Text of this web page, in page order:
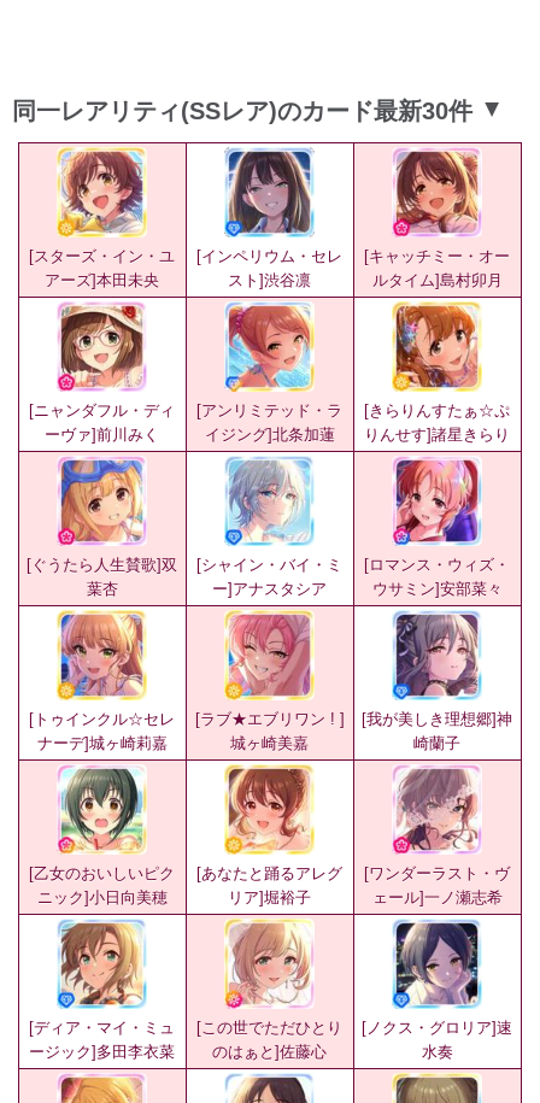
同一レアリティ(SSレア)のカード最新30件 ▲
[スターズ・イン・ユ
アーズ]本田未央
[インペリウム・セレ
スト]渋谷凛
[キャッチミー・オー
ルタイム]島村卯月
[ニャンダフル・ディ
ーヴァ]前川みく
[アンリミテッド・ラ
イジング]北条加蓮
[きらりんすたぁ☆ぷ
りんせす]諸星きらり
[ぐうたら人生賛歌]双
葉杏
[シャイン・バイ・ミ
ー]アナスタシア
[ロマンス・ウィズ・
ウサミン]安部菜々
[トゥインクル☆セレ
ナーデ]城ヶ崎莉嘉
[ラブ★エブリワン ! ]
城ヶ崎美嘉
[我が美しき理想郷]神
崎蘭子
[乙女のおいしいピク
ニック]小日向美穂
[あなたと踊るアレグ
リア]堀裕子
[ワンダーラスト・ヴ
ェール]一ノ瀬志希
[ディア・マイ・ミュ
ージック]多田李衣菜
[この世でただひとり
のはぁと]佐藤心
[ノクス・グロリア]速
水奏